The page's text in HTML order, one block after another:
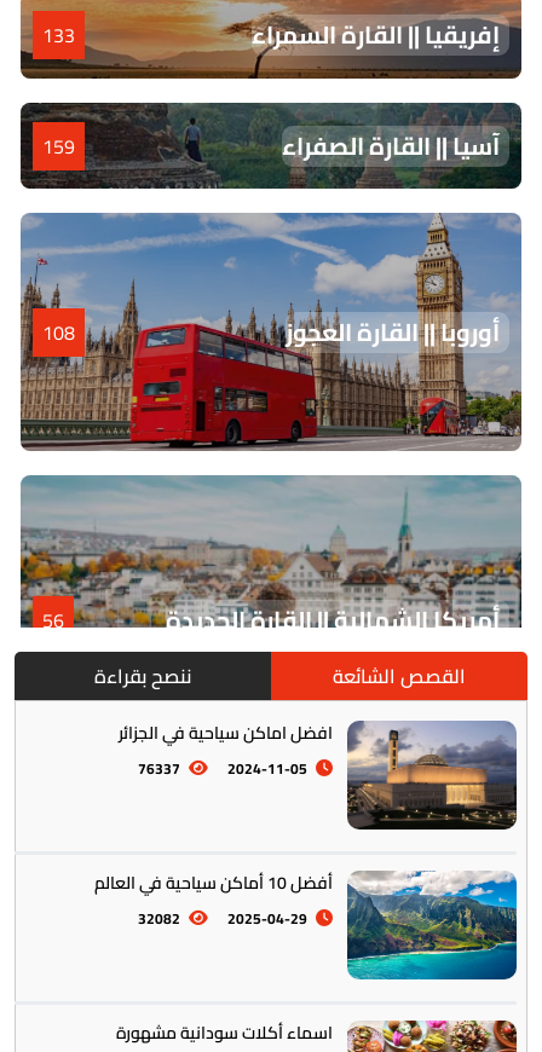
إفريقيا || القارة السمراء 133
آسيا || القارة الصفراء 159
أوروبا || القارة العجوز 108
أمريكا الشمالية || القارة الجديدة 56
أمريكا الجنوبية || القارة اللاتينية
القصص الشائعة ننصح بقراءة
افضل اماكن سياحية في الجزائر
2024-11-05
76337
أفضل 10 أماكن سياحية في العالم
2025-04-29
32082
اسماء أكلات سودانية مشهورة